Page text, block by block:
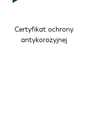
Certyfikat ochrony
antykorozyjnej